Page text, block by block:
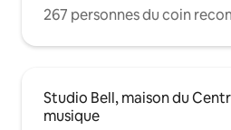
267 personnes du coin
Studio Bell, maison du
musique